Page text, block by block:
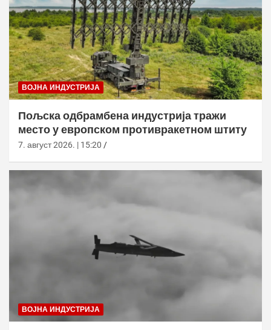
ВОЈНА ИНДУСТРИЈА
Пољска одбрамбена индустрија тражи
место у европском противракетном штиту
7. август 2026. | 15:20
ВОЈНА ИНДУСТРИЈА